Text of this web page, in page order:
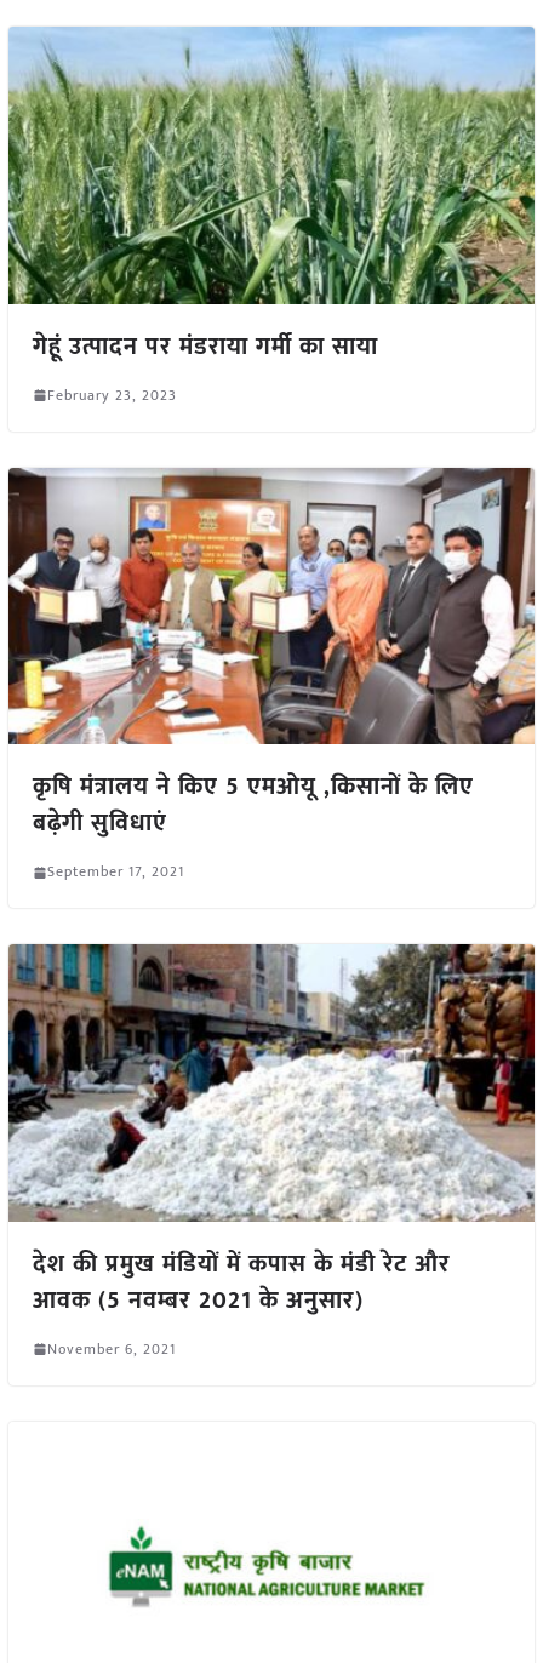
गेहूं उत्पादन पर मंडराया गर्मी का साया
February 23, 2023
कृषि मंत्रालय ने किए 5 एमओयू ,किसानों के लिए
बढ़ेगी सुविधाएं
September 17, 2021
देश की प्रमुख मंडियों में कपास के मंडी रेट और
आवक (5 नवम्बर 2021 के अनुसार)
November 6, 2021